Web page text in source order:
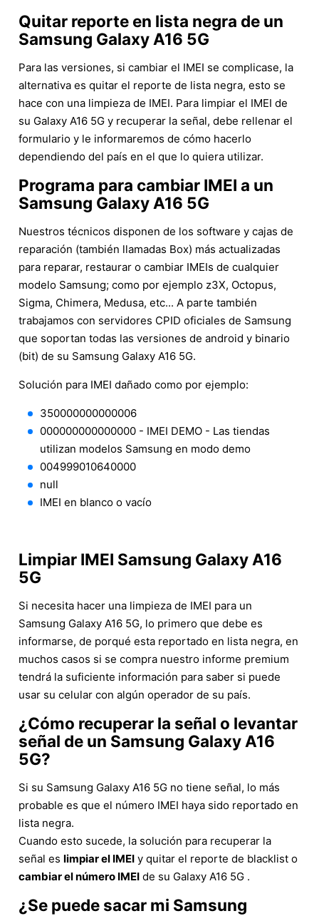
Quitar reporte en lista negra de un
Samsung Galaxy A16 5G
Para las versiones, si cambiar el IMEI se complicase, la
alternativa es quitar el reporte de lista negra, esto se
hace con una limpieza de IMEI. Para limpiar el IMEI de
su Galaxy A16 5G y recuperar la señal, debe rellenar el
formulario y le informaremos de cómo hacerlo
dependiendo del país en el que lo quiera utilizar.
Programa para cambiar IMEI a un
Samsung Galaxy A16 5G
Nuestros técnicos disponen de los software y cajas de
reparación (también llamadas Box) más actualizadas
para reparar, restaurar o cambiar IMEIs de cualquier
modelo Samsung; como por ejemplo z3X, Octopus,
Sigma, Chimera, Medusa, etc... A parte también
trabajamos con servidores CPID oficiales de Samsung
que soportan todas las versiones de android y binario
(bit) de su Samsung Galaxy A16 5G.
Solución para IMEI dañado como por ejemplo:
350000000000006
000000000000000 - IMEI DEMO - Las tiendas
utilizan modelos Samsung en modo demo
004999010640000
null
IMEI en blanco o vacío
Limpiar IMEI Samsung Galaxy A16
5G
Si necesita hacer una limpieza de IMEI para un
Samsung Galaxy A16 5G, lo primero que debe es
informarse, de porqué esta reportado en lista negra, en
muchos casos si se compra nuestro informe premium
tendrá la suficiente información para saber si puede
usar su celular con algún operador de su país.
¿Cómo recuperar la señal o levantar
señal de un Samsung Galaxy A16
5G?
Si su Samsung Galaxy A16 5G no tiene señal, lo más
probable es que el número IMEI haya sido reportado en
lista negra.
Cuando esto sucede, la solución para recuperar la
señal es limpiar el IMEI y quitar el reporte de blacklist o
cambiar el número IMEI de su Galaxy A16 5G .
¿Se puede sacar mi Samsung